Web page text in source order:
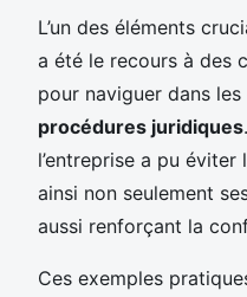
L’un des éléments
a été le recours à des
pour naviguer dans
procédures juridiques
l’entreprise a pu
ainsi non seulement
aussi renforçant la
Ces exemples